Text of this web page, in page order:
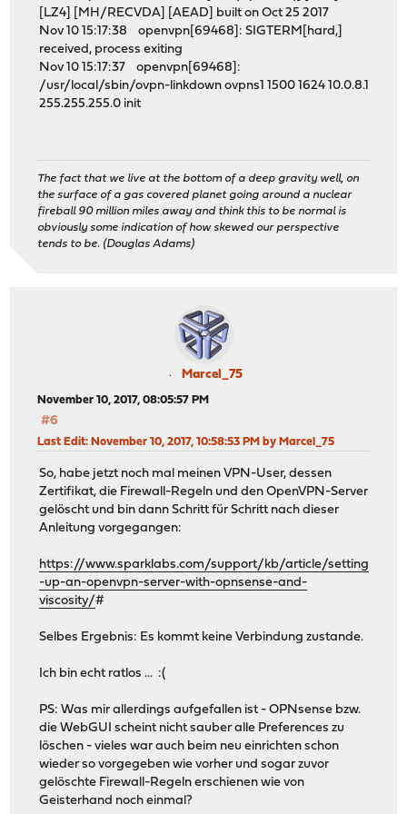
[LZ4] [MH/RECVDA] [AEAD] built on Oct 25 2017
Nov 10 15:17:38 openvpn[69468]: SIGTERM[hard,]
received, process exiting
Nov 10 15:17:37 openvpn[69468]:
/usr/local/sbin/ovpn-linkdown ovpns1 1500 1624 10.0.8.1
255.255.255.0 init
The fact that we live at the bottom of a deep gravity well, on
the surface of a gas covered planet going around a nuclear
fireball 90 million miles away and think this to be normal is
obviously some indication of how skewed our perspective
tends to be. (Douglas Adams)
Marcel_75
November 10, 2017, 08:05:57 PM
#6
Last Edit: November 10, 2017, 10:58:53 PM by Marcel_75
So, habe jetzt noch mal meinen VPN-User, dessen
Zertifikat, die Firewall-Regeln und den OpenVPN-Server
gelöscht und bin dann Schritt für Schritt nach dieser
Anleitung vorgegangen:
https://www.sparklabs.com/support/kb/article/setting
-up-an-openvpn-server-with-opnsense-and-
viscosity/#
Selbes Ergebnis: Es kommt keine Verbindung zustande.
Ich bin echt ratlos ... :(
PS: Was mir allerdings aufgefallen ist - OPNsense bzw.
die WebGUI scheint nicht sauber alle Preferences zu
löschen - vieles war auch beim neu einrichten schon
wieder so vorgegeben wie vorher und sogar zuvor
gelöschte Firewall-Regeln erschienen wie von
Geisterhand noch einmal?